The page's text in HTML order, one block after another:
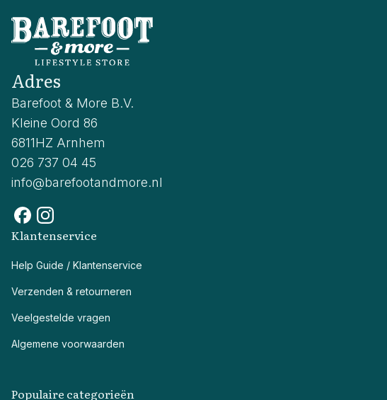
Adres
Barefoot & More B.V.
Kleine Oord 86
6811HZ Arnhem
026 737 04 45
info@barefootandmore.nl
Klantenservice
Help Guide / Klantenservice
Verzenden & retourneren
Veelgestelde vragen
Algemene voorwaarden
Populaire categorieën